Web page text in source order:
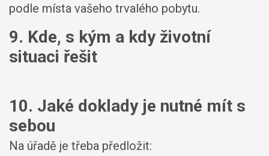
podle místa vašeho trvalého pobytu.
9. Kde, s kým a kdy životní
situaci řešit
10. Jaké doklady je nutné mít s
sebou
Na úřadě je třeba předložit: